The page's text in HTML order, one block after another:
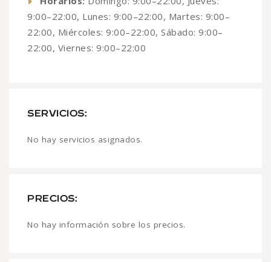
9:00–22:00, Lunes: 9:00–22:00, Martes: 9:00–
22:00, Miércoles: 9:00–22:00, Sábado: 9:00–
22:00, Viernes: 9:00–22:00
SERVICIOS:
No hay servicios asignados.
PRECIOS:
No hay información sobre los precios.